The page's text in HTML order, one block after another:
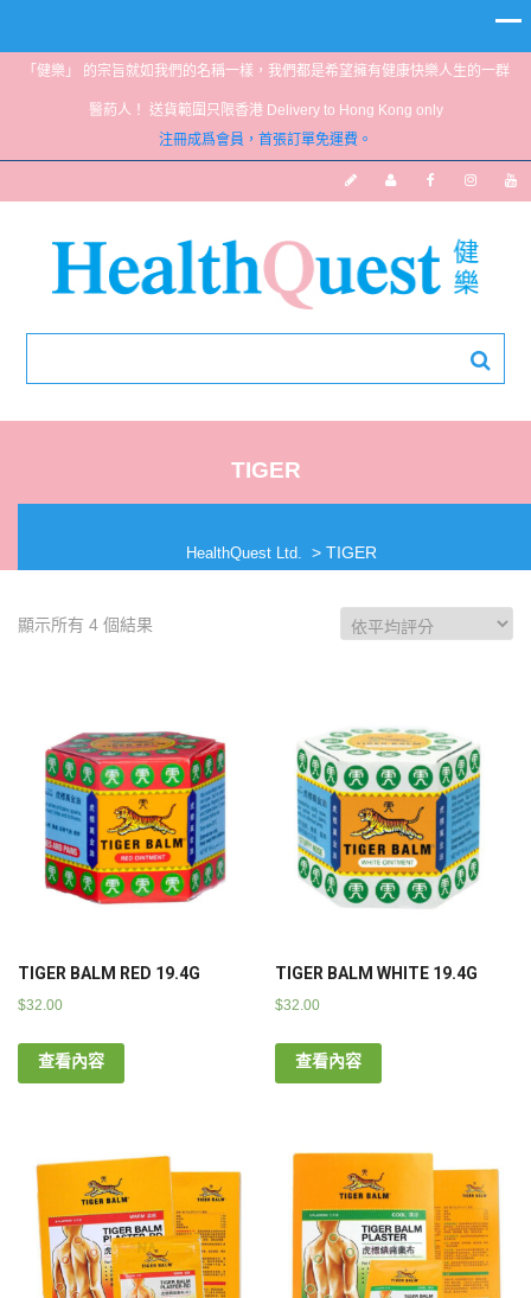
「健樂」 的宗旨就如我們的名稱一樣，我們都是希望擁有健康快樂人生的一群
醫葯人！ 送貨範圍只限香港 Delivery to Hong Kong only
注冊成爲會員，首張訂單免運費。
TIGER
HealthQuest Ltd. > TIGER
顯示所有 4 個結果
TIGER BALM RED 19.4G
$32.00
查看內容
TIGER BALM WHITE 19.4G
$32.00
查看內容